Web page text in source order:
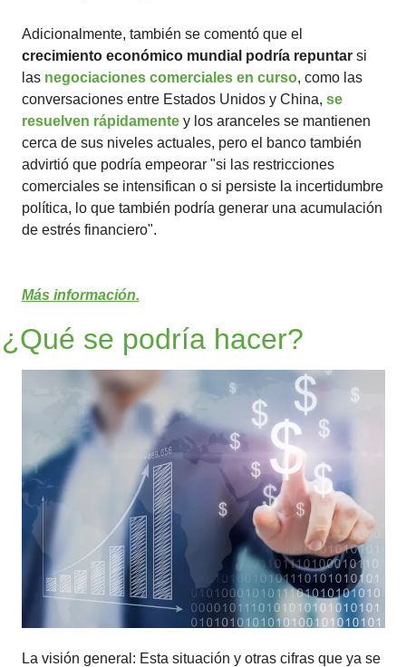
crecimiento económico mundial podría repuntar si
las negociaciones comerciales en curso, como las
conversaciones entre Estados Unidos y China, se
resuelven rápidamente y los aranceles se mantienen
cerca de sus niveles actuales, pero el banco también
advirtió que podría empeorar "si las restricciones
comerciales se intensifican o si persiste la incertidumbre
política, lo que también podría generar una acumulación
de estrés financiero".
Más información.
¿Qué se podría hacer?
La visión general: Esta situación y otras cifras que ya se